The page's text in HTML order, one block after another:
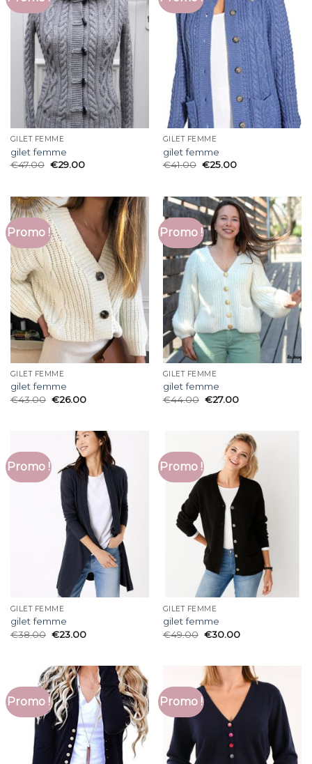
GILET FEMME
gilet femme
€47.00 €29.00
GILET FEMME
gilet femme
€41.00 €25.00
Promo !
GILET FEMME
gilet femme
€43.00 €26.00
Promo !
GILET FEMME
gilet femme
€44.00 €27.00
Promo !
GILET FEMME
gilet femme
€38.00 €23.00
Promo !
GILET FEMME
gilet femme
€49.00 €30.00
Promo ! Promo !